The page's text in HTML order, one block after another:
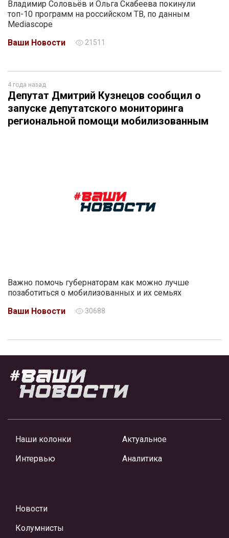
Владимир Соловьёв и Ольга Скабеева покинули
топ-10 программ на российском ТВ, по данным
Mediascope
Ваши Новости
21511
4 года назад
Депутат Дмитрий Кузнецов сообщил о
запуске депутатского мониторинга
региональной помощи мобилизованным
Важно помочь губернаторам как можно лучше
позаботиться о мобилизованных и их семьях
Ваши Новости
30688
Наши колонки
Интервью
Актуальное
Аналитика
Новости
Колумнисты